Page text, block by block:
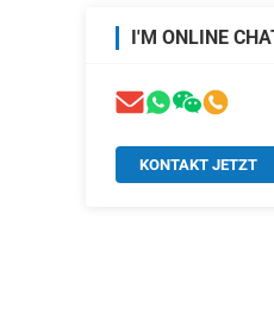
I'M ONLINE
KONTAKT JETZT